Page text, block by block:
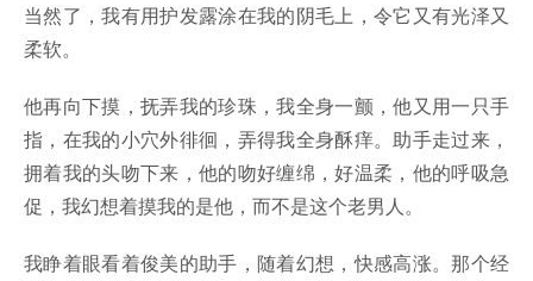
当然了，我有用护发露涂在我的阴毛上，令它又有光泽又
柔软。
他再向下摸，抚弄我的珍珠，我全身一颤，他又用一只手
指，在我的小穴外徘徊，弄得我全身酥痒。助手走过来，
拥着我的头吻下来，他的吻好缠绵，好温柔，他的呼吸急
促，我幻想着摸我的是他，而不是这个老男人。
我睁着眼看着俊美的助手，随着幻想，快感高涨。那个经